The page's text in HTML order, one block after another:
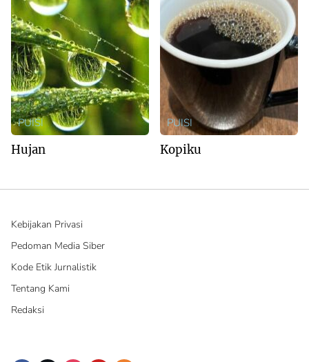
PUISI
Hujan
PUISI
Kopiku
Kebijakan Privasi
Pedoman Media Siber
Kode Etik Jurnalistik
Tentang Kami
Redaksi